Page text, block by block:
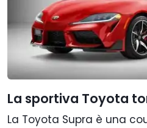
La sportiva Toyota
La Toyota Supra è una